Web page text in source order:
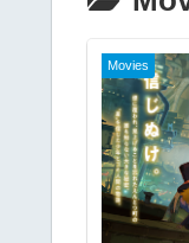
Movies